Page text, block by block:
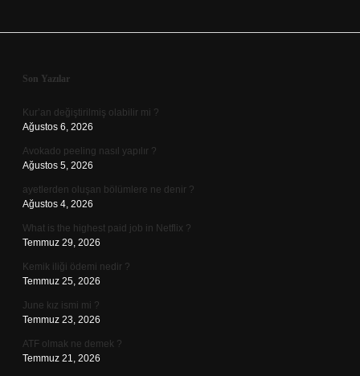
Sidebar
Son Yazılar
Kur’an değiştirilmiş olabilir mi ?
Ağustos 6, 2026
Avokado peeling nasıl yapılır ?
Ağustos 5, 2026
ayetlerden oluşan bölümlere ne denir ?
Ağustos 4, 2026
What is the highest paid job in Netflix ?
Temmuz 29, 2026
Kemik iliği ödemi nedir ?
Temmuz 25, 2026
June kız ismi mi ?
Temmuz 23, 2026
ATF olmak ne demek ?
Temmuz 21, 2026